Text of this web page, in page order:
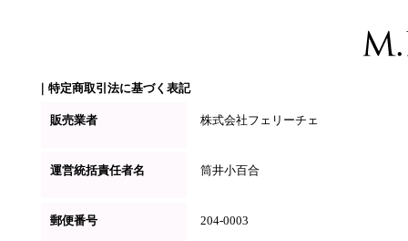
｜特定商取引法に基づく表記
販売業者 株式会社フェリーチェ
運営統括責任者名 筒井小百合
郵便番号 204-0003